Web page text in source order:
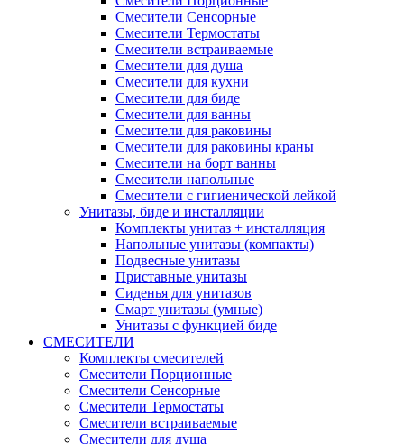
Смесители Сенсорные
Смесители Термостаты
Смесители встраиваемые
Смесители для душа
Смесители для кухни
Смесители для биде
Смесители для ванны
Смесители для раковины
Смесители для раковины краны
Смесители на борт ванны
Смесители напольные
Смесители с гигиенической лейкой
Унитазы, биде и инсталляции
Комплекты унитаз + инсталляция
Напольные унитазы (компакты)
Подвесные унитазы
Приставные унитазы
Сиденья для унитазов
Смарт унитазы (умные)
Унитазы с функцией биде
СМЕСИТЕЛИ
Комплекты смесителей
Смесители Порционные
Смесители Сенсорные
Смесители Термостаты
Смесители встраиваемые
Смесители для душа